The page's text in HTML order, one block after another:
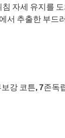
자세 유지를
서 추출한 부드
강 코튼, 7존